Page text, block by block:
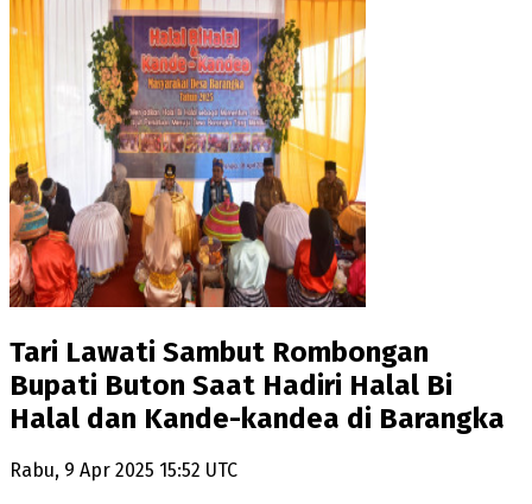
Tari Lawati Sambut Rombongan
Bupati Buton Saat Hadiri Halal Bi
Halal dan Kande-kandea di Barangka
Rabu, 9 Apr 2025 15:52 UTC